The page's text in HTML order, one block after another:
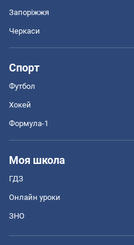
Запоріжжя
Черкаси
Спорт
Футбол
Хокей
Формула-1
Моя школа
ГДЗ
Онлайн уроки
ЗНО